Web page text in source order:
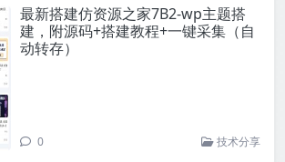
最新搭建仿资源之家7B2-wp主题搭
建，附源码+搭建教程+一键采集（自
动转存）
0 技术分享